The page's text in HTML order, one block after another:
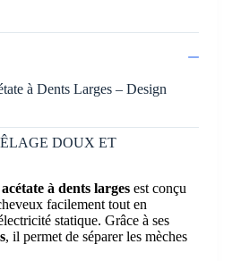
à Dents Larges – Design
DOUX ET
à dents larges est conçu
facilement tout en
statique. Grâce à ses
, il permet de séparer les mèches